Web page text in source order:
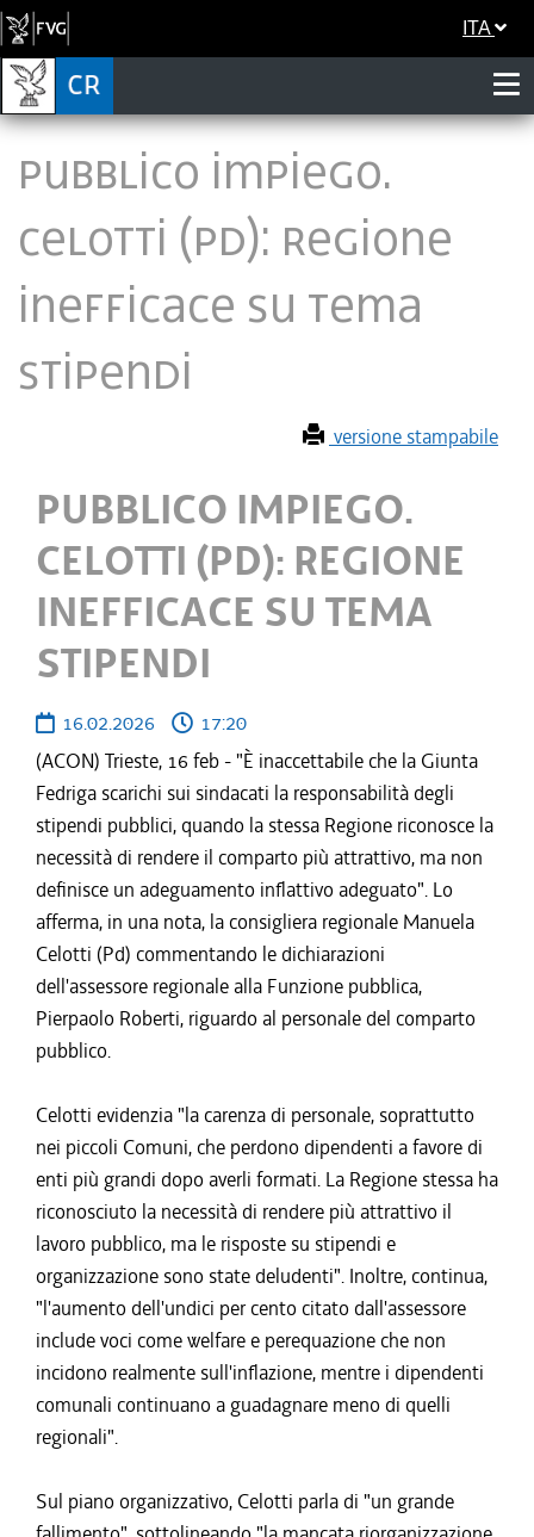
ITA
PUBBLICO IMPIEGO.
CELOTTI (PD): REGIONE
INEFFICACE SU TEMA
STIPENDI
versione stampabile
PUBBLICO IMPIEGO.
CELOTTI (PD): REGIONE
INEFFICACE SU TEMA
STIPENDI
16.02.2026
17:20
(ACON) Trieste, 16 feb - "È inaccettabile che la Giunta
Fedriga scarichi sui sindacati la responsabilità degli
stipendi pubblici, quando la stessa Regione riconosce la
necessità di rendere il comparto più attrattivo, ma non
definisce un adeguamento inflattivo adeguato". Lo
afferma, in una nota, la consigliera regionale Manuela
Celotti (Pd) commentando le dichiarazioni
dell'assessore regionale alla Funzione pubblica,
Pierpaolo Roberti, riguardo al personale del comparto
pubblico.
Celotti evidenzia "la carenza di personale, soprattutto
nei piccoli Comuni, che perdono dipendenti a favore di
enti più grandi dopo averli formati. La Regione stessa ha
riconosciuto la necessità di rendere più attrattivo il
lavoro pubblico, ma le risposte su stipendi e
organizzazione sono state deludenti". Inoltre, continua,
"l'aumento dell'undici per cento citato dall'assessore
include voci come welfare e perequazione che non
incidono realmente sull'inflazione, mentre i dipendenti
comunali continuano a guadagnare meno di quelli
regionali".
Sul piano organizzativo, Celotti parla di "un grande